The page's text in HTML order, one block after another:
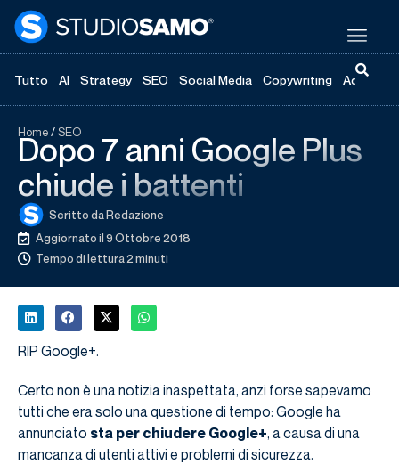
Tutto AI Strategy SEO Social Media Copywriting
Home/SEO
Dopo 7 anni Google Plus
chiude i battenti
Scritto daRedazione
Aggiornato il 9 Ottobre 2018
Tempo di lettura 2 minuti
RIP Google+.
Certo non è una notizia inaspettata, anzi forse sapevamo
tutti che era solo una questione di tempo: Google ha
annunciato sta per chiudere Google+, a causa di una
mancanza di utenti attivi e problemi di sicurezza.